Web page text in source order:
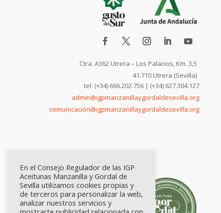
Ctra. A362 Utrera – Los Palacios, Km. 3,5
41.710 Utrera (Sevilla)
tel: (+34) 666.202.756 | (+34) 627.304.127
admin@igpmanzanillaygordaldesevilla.org
comunicación@igpmanzanillaygordaldesevilla.org
En el Consejo Regulador de las IGP
Aceitunas Manzanilla y Gordal de
Sevilla utilizamos cookies propias y
de terceros para personalizar la web,
analizar nuestros servicios y